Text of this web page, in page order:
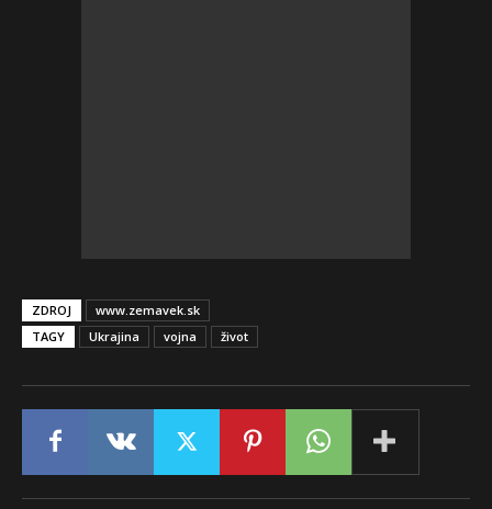
ZDROJ
www.zemavek.sk
TAGY
Ukrajina vojna život